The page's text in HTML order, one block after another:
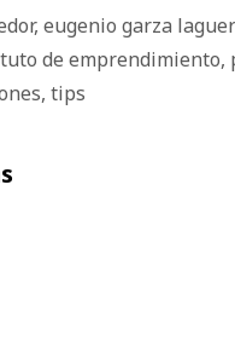
, eugenio garza
de emprendimiento,
, tips